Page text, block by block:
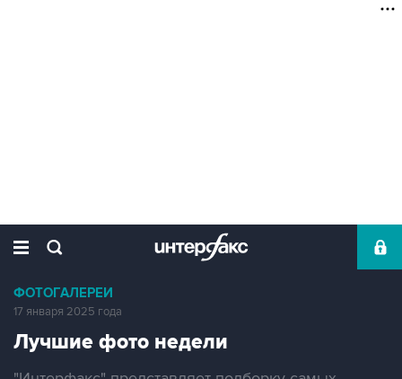
ФОТОГАЛЕРЕИ
17 января 2025 года
Лучшие фото недели